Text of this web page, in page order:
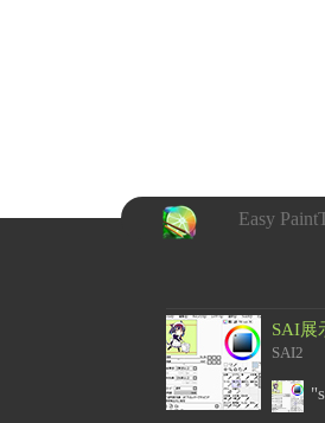
Easy
SAI展
SAI2